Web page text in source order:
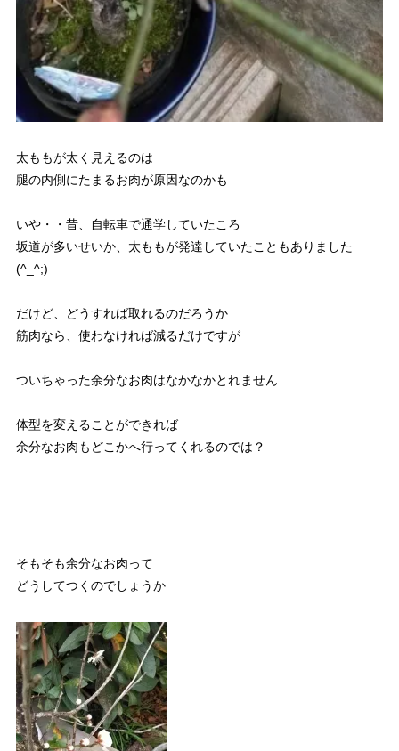
太ももが太く見えるのは
腿の内側にたまるお肉が原因なのかも
いや・・昔、自転車で通学していたころ
坂道が多いせいか、太ももが発達していたこともありました
(^_^;)
だけど、どうすれば取れるのだろうか
筋肉なら、使わなければ減るだけですが
ついちゃった余分なお肉はなかなかとれません
体型を変えることができれば
余分なお肉もどこかへ行ってくれるのでは？
そもそも余分なお肉って
どうしてつくのでしょうか